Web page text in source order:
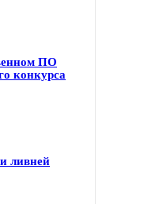
ПО
конкурса
ливней